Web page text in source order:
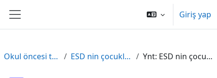
Yan panel
Giriş yap
Okul öncesi tartışma grubu ESD nin çocuklara katkısı nedir? Ynt: ESD nin çocuklara katkısı nedir?